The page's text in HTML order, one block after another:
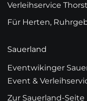
Verleihservice
Für Herten,
Sauerland
Eventwikinger
Event &
Zur Sauerland-Seite